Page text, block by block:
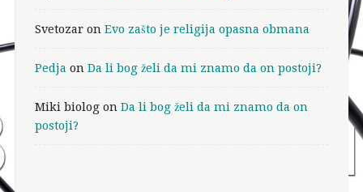
Svetozaron Evo zašto je religija opasna obmana
Pedja on Da li bog želi da mi znamo da on postoji?
Miki biologon Da li bog želi da mi znamo da on
postoji?